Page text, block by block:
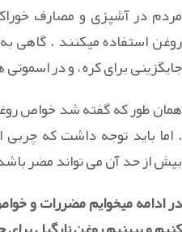
مردم در آشپزی و مصارف
روغن استفاده میکنند . گاهی
جایگزینی برای کره ، و در اسموتی
همان طور که گفته شد خواص
. اما باید توجه داشت که چربی
بیش از حد آن می تواند مضر
در ادامه میخوایم مضررات و